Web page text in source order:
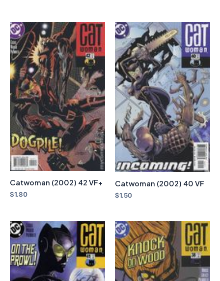
Catwoman (2002) 42 VF+
$1.80
Catwoman (2002) 40 VF
$1.50